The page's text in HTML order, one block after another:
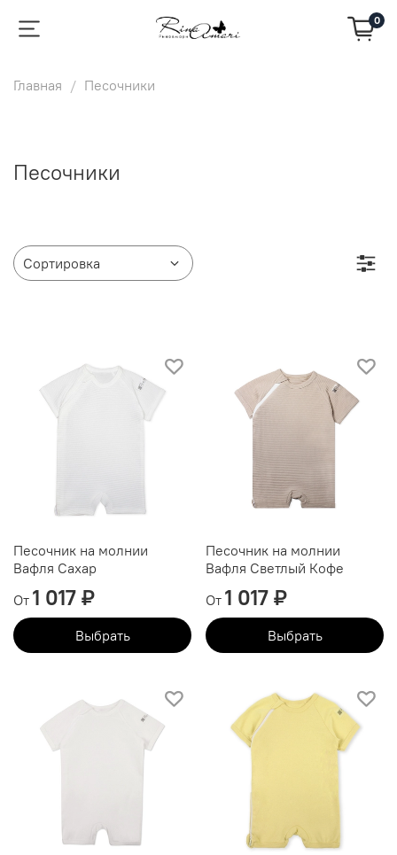
0
Главная Песочники
Песочники
Песочник на молнии
Вафля Сахар
От 1 017 ₽
Выбрать
Песочник на молнии
Вафля Светлый Кофе
От 1 017 ₽
Выбрать